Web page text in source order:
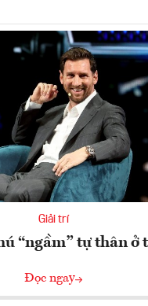
Giải trí
“ngầm” tự thân ở
Đọc ngay